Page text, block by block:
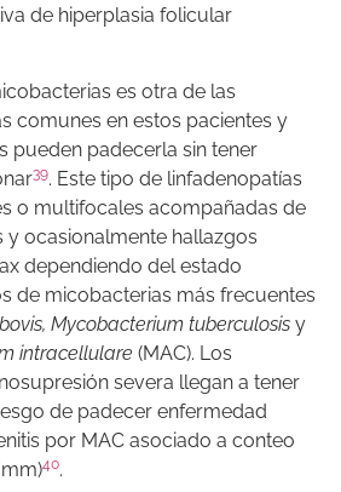
de hiperplasia folicular
es otra de las
comunes en estos pacientes y
pueden padecerla sin tener
39. Este tipo de linfadenopatías
o multifocales acompañadas de
y ocasionalmente hallazgos
dependiendo del estado
de micobacterias más frecuentes
Mycobacterium tuberculosis y
intracellulare (MAC). Los
severa llegan a tener
de padecer enfermedad
por MAC asociado a conteo
40.